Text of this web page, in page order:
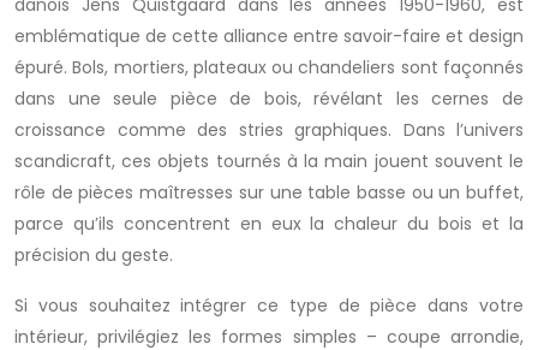
danois Jens Quistgaard dans les années 1950-1960, est
emblématique de cette alliance entre savoir-faire et design
épuré. Bols, mortiers, plateaux ou chandeliers sont façonnés
dans une seule pièce de bois, révélant les cernes de
croissance comme des stries graphiques. Dans l’univers
scandicraft, ces objets tournés à la main jouent souvent le
rôle de pièces maîtresses sur une table basse ou un buffet,
parce qu’ils concentrent en eux la chaleur du bois et la
précision du geste.
Si vous souhaitez intégrer ce type de pièce dans votre
intérieur, privilégiez les formes simples – coupe arrondie,